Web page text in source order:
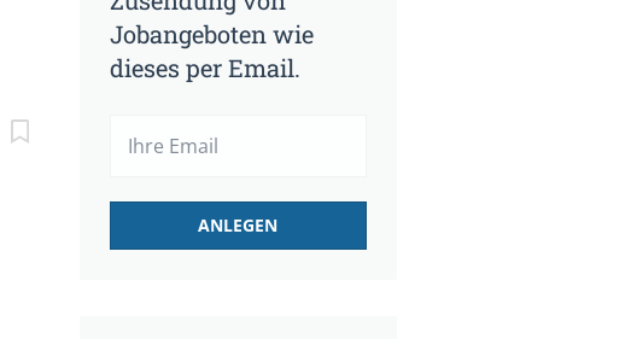
Jobangeboten wie
dieses per Email.